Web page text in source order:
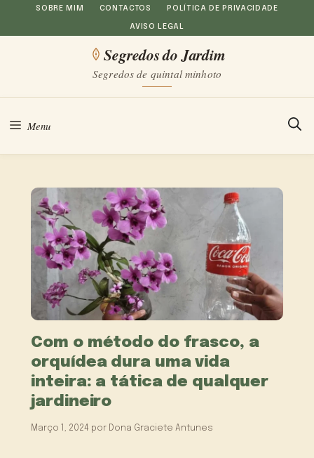
Saltar
para
SOBRE MIM CONTACTOS POLÍTICA DE PRIVACIDADE
AVISO LEGAL
Segredos do Jardim
Segredos de quintal minhoto
Menu
Com o método do frasco, a
orquídea dura uma vida
inteira: a tática de qualquer
jardineiro
Março 1, 2024 por Dona Graciete Antunes